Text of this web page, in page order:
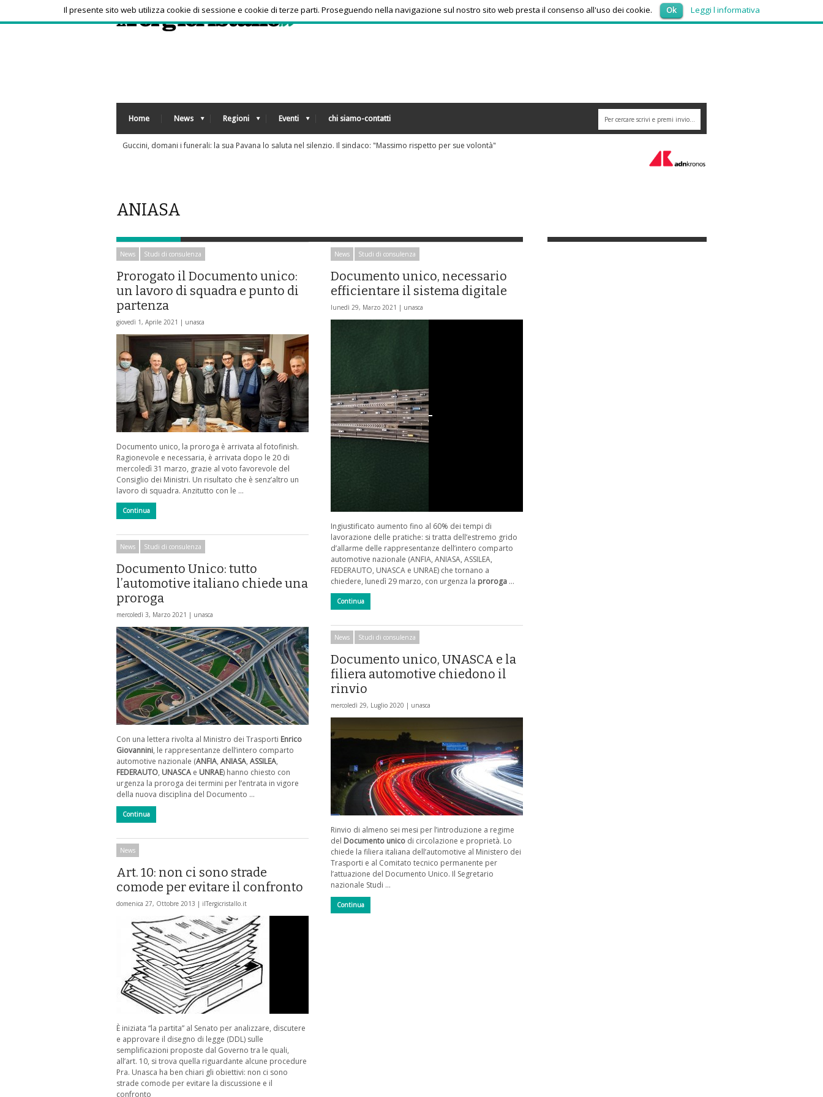
venerdì 7, Agosto 2026
Home News Regioni Eventi chi siamo-contatti
Dolomiti Superski, via ai rimborsi degli skipass: ecco chi può richiederli
ANIASA
News Studi di consulenza
Prorogato il Documento unico:
un lavoro di squadra e punto di
partenza
giovedì 1, Aprile 2021 | unasca
Documento unico, la proroga è arrivata al fotofinish.
Ragionevole e necessaria, è arrivata dopo le 20 di
mercoledì 31 marzo, grazie al voto favorevole del
Consiglio dei Ministri. Un risultato che è senz’altro un
lavoro di squadra. Anzitutto con le …
Continua
News Studi di consulenza
Documento unico, necessario
efficientare il sistema digitale
lunedì 29, Marzo 2021 | unasca
Ingiustificato aumento fino al 60% dei tempi di
lavorazione delle pratiche: si tratta dell’estremo grido
d’allarme delle rappresentanze dell’intero comparto
automotive nazionale (ANFIA, ANIASA, ASSILEA,
FEDERAUTO, UNASCA e UNRAE) che tornano a
chiedere, lunedì 29 marzo, con urgenza la proroga …
Continua
News Studi di consulenza
Documento Unico: tutto
l’automotive italiano chiede una
proroga
mercoledì 3, Marzo 2021 | unasca
Con una lettera rivolta al Ministro dei Trasporti Enrico
Giovannini, le rappresentanze dell’intero comparto
automotive nazionale (ANFIA, ANIASA, ASSILEA,
FEDERAUTO, UNASCA e UNRAE) hanno chiesto con
urgenza la proroga dei termini per l’entrata in vigore
della nuova disciplina del Documento …
Continua
News Studi di consulenza
Documento unico, UNASCA e la
filiera automotive chiedono il
rinvio
mercoledì 29, Luglio 2020 | unasca
Rinvio di almeno sei mesi per l’introduzione a regime
del Documento unico di circolazione e proprietà. Lo
chiede la filiera italiana dell’automotive al Ministero dei
Trasporti e al Comitato tecnico permanente per
l’attuazione del Documento Unico. Il Segretario
nazionale Studi …
Continua
News
Art. 10: non ci sono strade
comode per evitare il confronto
domenica 27, Ottobre 2013 | ilTergicristallo.it
È iniziata “la partita” al Senato per analizzare, discutere
e approvare il disegno di legge (DDL) sulle
semplificazioni proposte dal Governo tra le quali,
all’art. 10, si trova quella riguardante alcune procedure
Pra. Unasca ha ben chiari gli obiettivi: non ci sono
strade comode per evitare la discussione e il
confronto
Il presente sito web utilizza cookie di sessione e cookie di terze parti. Proseguendo nella navigazione sul nostro sito web presta il consenso all'uso dei cookie. Ok Leggi l informativa